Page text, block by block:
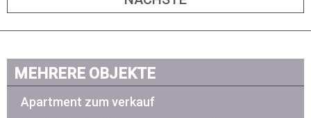
MEHRERE OBJEKTE
Apartment zum verkauf